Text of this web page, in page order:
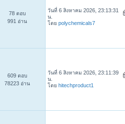
78 ตอบ
991 อ่าน
วันที่ 6 สิงหาคม 2026, 23:13:31
น.
โดยpolychemicals7
609 ตอบ
78223 อ่าน
วันที่ 6 สิงหาคม 2026, 23:11:39
น.
โดยhitechproduct1